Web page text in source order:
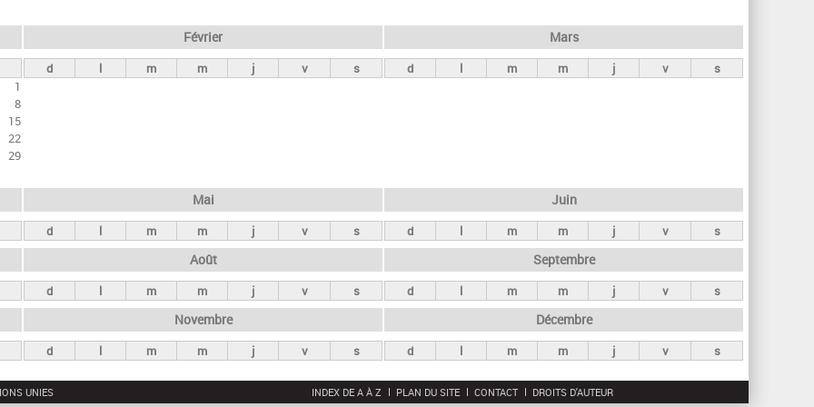
r
c
1
8
15
22
29
Février
d l m m j v s
Mars
d l m m j v s
Mai
d l m m j v s
Juin
d l m m j v s
Août
d l m m j v s
Septembre
d l m m j v s
Novembre
d l m m j v s
Décembre
d l m m j v s
UNIES INDEX DE A À Z PLAN DU SITE CONTACT DROITS D'AUTEUR